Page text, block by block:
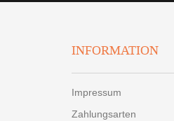
INFORMATION
Impressum
Zahlungsarten